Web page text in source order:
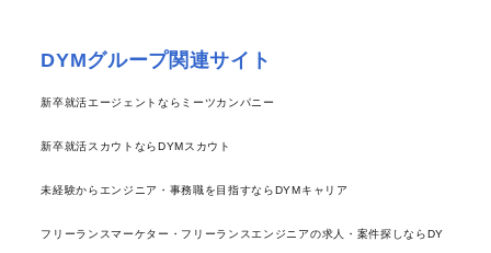
DYMグループ関連サイト
新卒就活エージェントならミーツカンパニー
新卒就活スカウトならDYMスカウト
未経験からエンジニア・事務職を目指すならDYMキャリア
フリーランスマーケター・フリーランスエンジニアの求人・案件探しならDY